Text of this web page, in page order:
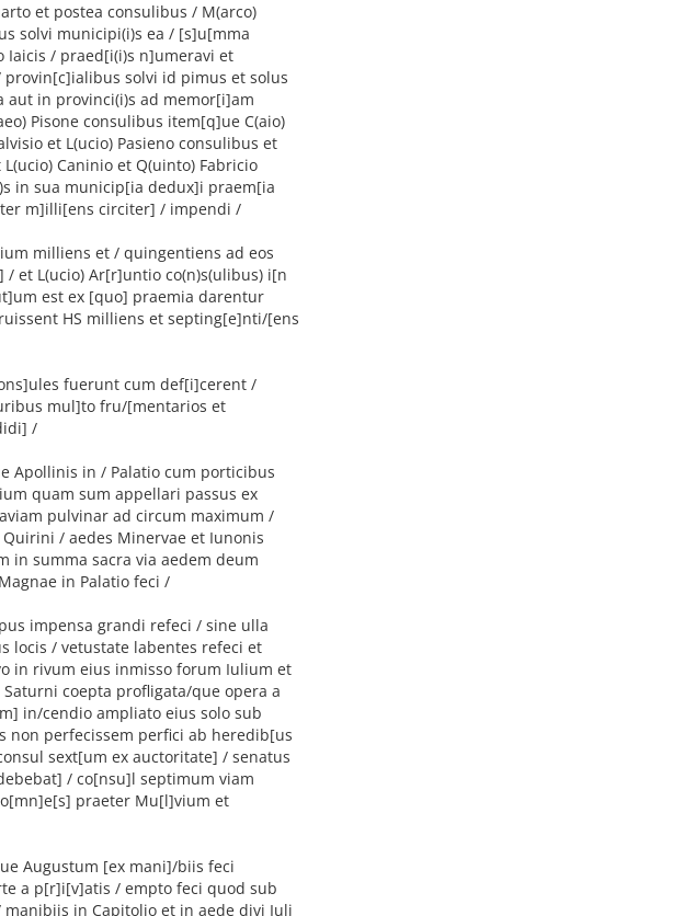
et postea consulibus / M(arco)
solvi municipi(i)s ea / [s]u[mma
Iaicis / praed[i(i)s n]umeravi et
solvi id pimus et solus
in provinci(i)s ad memor[i]am
Pisone consulibus item[q]ue C(aio)
et L(ucio) Pasieno consulibus et
Caninio et Q(uinto) Fabricio
in sua municip[ia dedux]i praem[ia
m]illi[ens circiter] / impendi /
milliens et / quingentiens ad eos
et L(ucio) Ar[r]untio co(n)s(ulibus) i[n
est ex [quo] praemia darentur
HS milliens et septing[e]nti/[ens
fuerunt cum def[i]cerent /
mul]to fru/[mentarios et
/
Apollinis in / Palatio cum porticibus
quam sum appellari passus ex
pulvinar ad circum maximum /
/ aedes Minervae et Iunonis
in summa sacra via aedem deum
in Palatio feci /
impensa grandi refeci / sine ulla
locis / vetustate labentes refeci et
in rivum eius inmisso forum Iulium et
coepta profligata/que opera a
in/cendio ampliato eius solo sub
perfecissem perfici ab heredib[us
sext[um ex auctoritate] / senatus
/ co[nsu]l septimum viam
praeter Mu[l]vium et
Augustum [ex mani]/biis feci
a p[r]i[v]atis / empto feci quod sub
in Capitolio et in aede divi Iuli